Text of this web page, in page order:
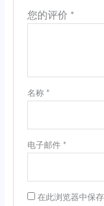
您的评价 *
名称 *
电子邮件 *
在此浏览器中保